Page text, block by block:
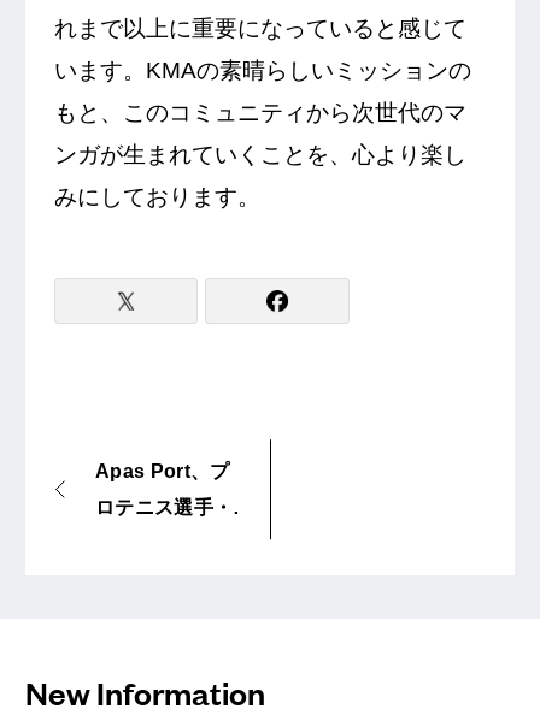
れまで以上に重要になっていると感じて
います。KMAの素晴らしいミッションの
もと、このコミュニティから次世代のマ
ンガが生まれていくことを、心より楽し
みにしております。
Apas Port、プ
ロテニス選手・
New Information